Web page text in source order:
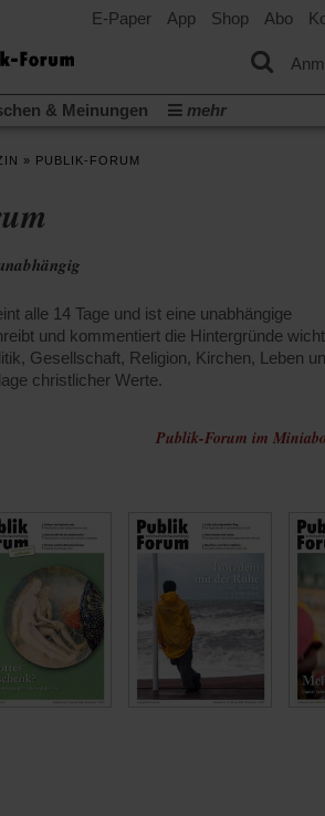
E-Paper App Shop Abo
& Meinungen
mehr
e.V.
in
einem
neuen
Tab)
in
einem
neuen
Künstliche Intelligenz(Öffnet
in
einem
Was gibt
Gott neu denken Krieg in der Ukraine
Video-Podcast »Veranstaltungen«
» PUBLIK-FORUM
alle 14 Tage und ist eine unabhängige
und kommentiert die Hintergründe
Gesellschaft, Religion, Kirchen, Leben
christlicher Werte.
Publik-Forum im